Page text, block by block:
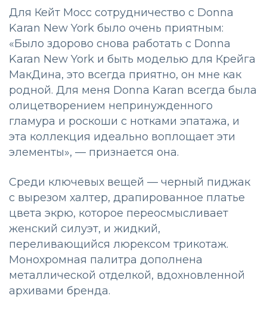
Для Кейт Мосс сотрудничество с Donna
Karan New York было очень приятным:
«Было здорово снова работать с Donna
Karan New York и быть моделью для Крейга
МакДина, это всегда приятно, он мне как
родной. Для меня Donna Karan всегда была
олицетворением непринужденного
гламура и роскоши с нотками эпатажа, и
эта коллекция идеально воплощает эти
элементы», — признается она.
Среди ключевых вещей — черный пиджак
с вырезом халтер, драпированное платье
цвета экрю, которое переосмысливает
женский силуэт, и жидкий,
переливающийся люрексом трикотаж.
Монохромная палитра дополнена
металлической отделкой, вдохновленной
архивами бренда.